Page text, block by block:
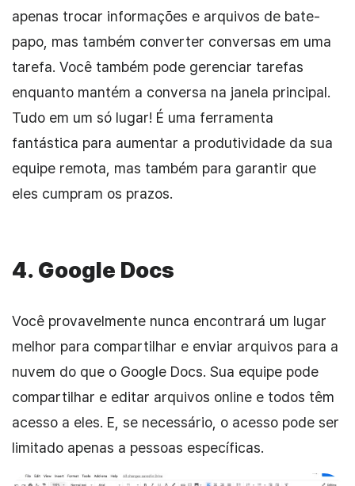
apenas trocar informações e arquivos de bate-
papo, mas também converter conversas em uma
tarefa. Você também pode gerenciar tarefas
enquanto mantém a conversa na janela principal.
Tudo em um só lugar! É uma ferramenta
fantástica para aumentar a produtividade da sua
equipe remota, mas também para garantir que
eles cumpram os prazos.
4. Google Docs
Você provavelmente nunca encontrará um lugar
melhor para compartilhar e enviar arquivos para a
nuvem do que o Google Docs. Sua equipe pode
compartilhar e editar arquivos online e todos têm
acesso a eles. E, se necessário, o acesso pode ser
limitado apenas a pessoas específicas.